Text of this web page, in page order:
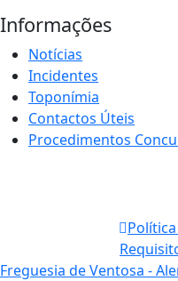
Informações
Notícias
Incidentes
Toponímia
Contactos Úteis
Procedimentos
Freguesia de Ventosa -